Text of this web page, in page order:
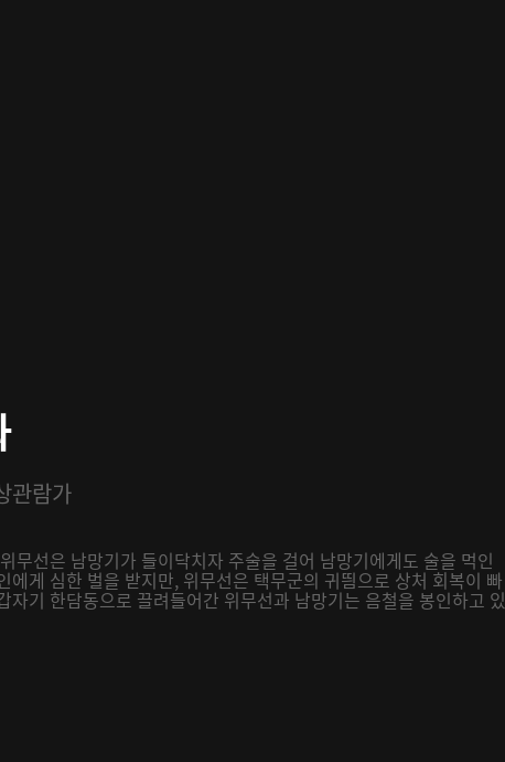
관람가
무선은 남망기가 들이닥치자 주술을 걸어 남망기에게도 술을 먹인
에게 심한 벌을 받지만, 위무선은 택무군의 귀띔으로 상처 회복이 빠
자기 한담동으로 끌려들어간 위무선과 남망기는 음철을 봉인하고 있